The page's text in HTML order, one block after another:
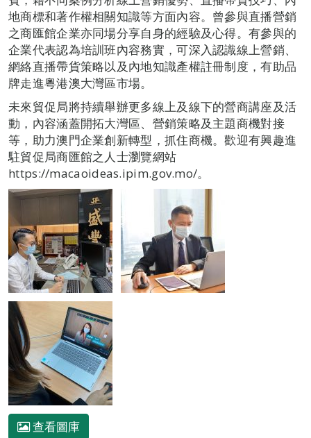
地商標和著作權相關知識等方面內容。曾參與直播營銷
之商匯館企業亦同場分享自身的經驗及心得。有參與的
企業代表認為培訓班內容務實，可深入認識線上營銷、
網絡直播帶貨策略以及內地知識產權註冊制度，有助品
牌走進粵港澳大灣區市場。
未來貿促局將持續舉辦更多線上及線下的營商講座及活
動，內容涵蓋開拓大灣區、營銷策略及主題商機對接
等，助力澳門企業創新轉型，抓住商機。歡迎有興趣進
駐貿促局商匯館之人士瀏覽網站
https://macaoideas.ipim.gov.mo/。
查看圖庫